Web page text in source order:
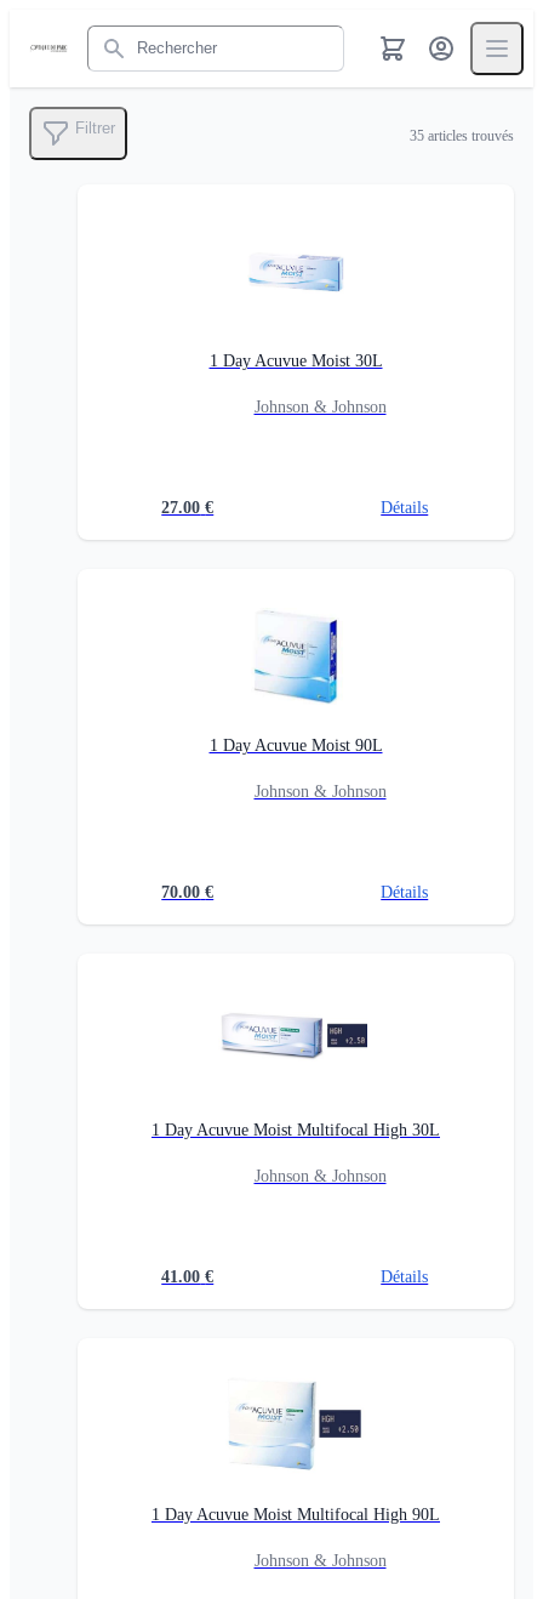
Rechercher
Filtrer 35 articles trouvés
1 Day Acuvue Moist 30L
Johnson & Johnson
27.00 € Détails
1 Day Acuvue Moist 90L
Johnson & Johnson
70.00 € Détails
1 Day Acuvue Moist Multifocal High 30L
Johnson & Johnson
41.00 € Détails
1 Day Acuvue Moist Multifocal High 90L
Johnson & Johnson